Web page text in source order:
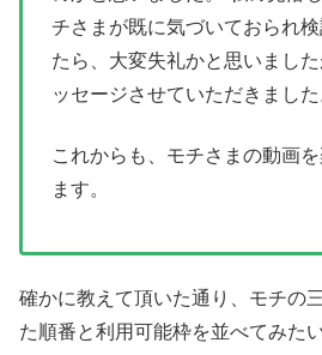
チさまが既に気づいておられ
たら、大変失礼かと思いまし
ッセージさせていただきました
これからも、モチさまの動画
ます。
確かに教えて頂いた通り、モチの
た順番と利用可能枠を並べてみた